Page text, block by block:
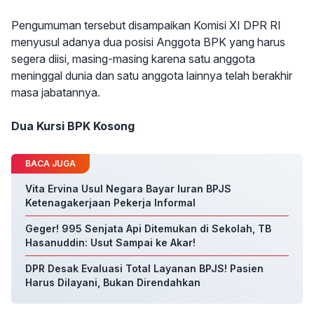
Pengumuman tersebut disampaikan Komisi XI DPR RI
menyusul adanya dua posisi Anggota BPK yang harus
segera diisi, masing-masing karena satu anggota
meninggal dunia dan satu anggota lainnya telah berakhir
masa jabatannya.
Dua Kursi BPK Kosong
BACA JUGA
Vita Ervina Usul Negara Bayar Iuran BPJS
Ketenagakerjaan Pekerja Informal
Geger! 995 Senjata Api Ditemukan di Sekolah, TB
Hasanuddin: Usut Sampai ke Akar!
DPR Desak Evaluasi Total Layanan BPJS! Pasien
Harus Dilayani, Bukan Direndahkan